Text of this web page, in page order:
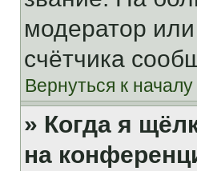
модератор
счётчика
Вернуться к началу
» Когда я
на